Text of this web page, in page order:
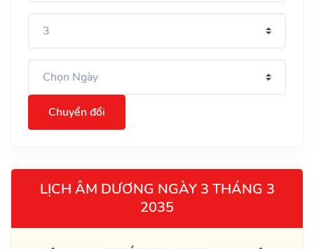
Chuyển đổi
LỊCH ÂM DƯƠNG NGÀY 3 THÁNG 3
2035